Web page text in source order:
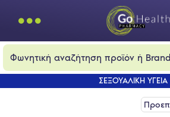
ΣΕΞΟΥΑΛΙΚΗ ΥΓΕΙΑ